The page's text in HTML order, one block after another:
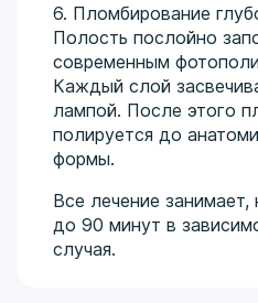
6. Пломбирование
Полость послойно
современным
Каждый слой
лампой. После этого
полируется до
формы.
Все лечение занимает,
до 90 минут в
случая.